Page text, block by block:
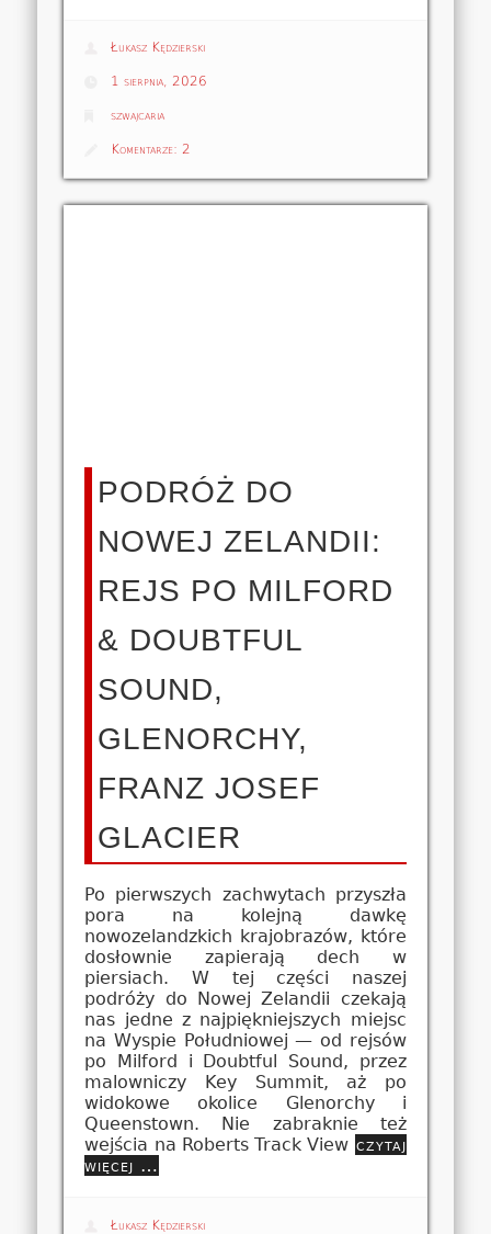
Łukasz Kędzierski
1 sierpnia, 2026
szwajcaria
Komentarze:2
PODRÓŻ DO
NOWEJ ZELANDII:
REJS PO MILFORD
& DOUBTFUL
SOUND,
GLENORCHY,
FRANZ JOSEF
GLACIER
Po pierwszych zachwytach przyszła
pora na kolejną dawkę
nowozelandzkich krajobrazów, które
dosłownie zapierają dech w
piersiach. W tej części naszej
podróży do Nowej Zelandii czekają
nas jedne z najpiękniejszych miejsc
na Wyspie Południowej — od rejsów
po Milford i Doubtful Sound, przez
malowniczy Key Summit, aż po
widokowe okolice Glenorchy i
Queenstown. Nie zabraknie też
wejścia na Roberts Track View czytaj
więcej …
Łukasz Kędzierski